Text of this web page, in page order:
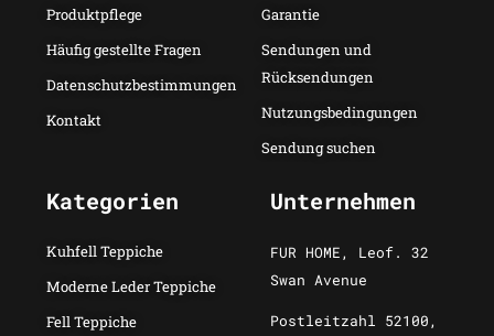
Produktpflege
Häufig gestellte Fragen
Datenschutzbestimmungen
Kontakt
Garantie
Sendungen und
Rücksendungen
Nutzungsbedingungen
Sendung suchen
Kategorien
Kuhfell Teppiche
Moderne Leder Teppiche
Fell Teppiche
Unternehmen
FUR HOME, Leof. 32
Swan Avenue
Postleitzahl 52100,